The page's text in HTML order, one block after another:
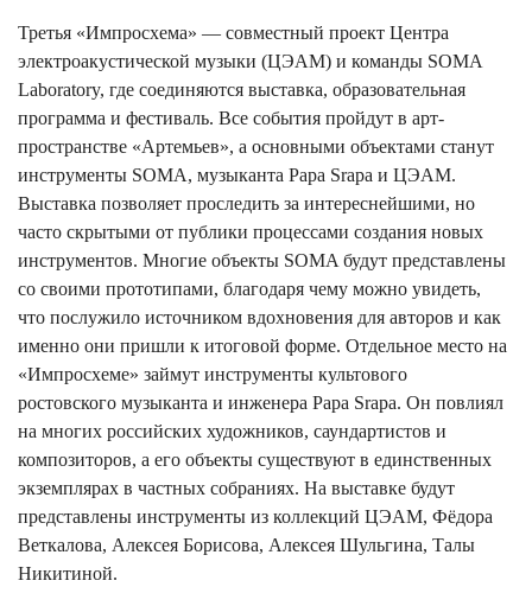
Третья «Импросхема» — совместный проект Центра
электроакустической музыки (ЦЭАМ) и команды SOMA
Laboratory, где соединяются выставка, образовательная
программа и фестиваль. Все события пройдут в арт-
пространстве «Артемьев», а основными объектами станут
инструменты SOMA, музыканта Papa Srapa и ЦЭАМ.
Выставка позволяет проследить за интереснейшими, но
часто скрытыми от публики процессами создания новых
инструментов. Многие объекты SOMA будут представлены
со своими прототипами, благодаря чему можно увидеть,
что послужило источником вдохновения для авторов и как
именно они пришли к итоговой форме. Отдельное место на
«Импросхеме» займут инструменты культового
ростовского музыканта и инженера Papa Srapa. Он повлиял
на многих российских художников, саундартистов и
композиторов, а его объекты существуют в единственных
экземплярах в частных собраниях. На выставке будут
представлены инструменты из коллекций ЦЭАМ, Фёдора
Веткалова, Алексея Борисова, Алексея Шульгина, Талы
Никитиной.